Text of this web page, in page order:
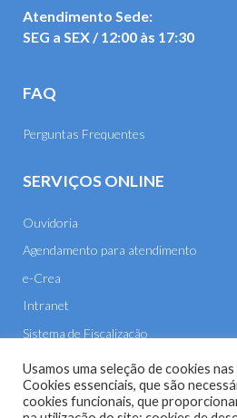
Atendimento Sede:
SEG a SEX / 12:00 às 17:30
FAQ
Perguntas Frequentes
SERVIÇOS ONLINE
Ouvidoria
Agendamento para atendimento
e-Crea
Intranet
Sistema de Fiscalização
E-mail
Usamos uma seleção de cookies
Cookies essenciais, que são
cookies funcionais, que